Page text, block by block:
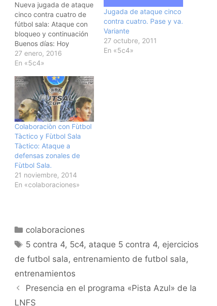
Nueva jugada de ataque
cinco contra cuatro de
fútbol sala: Ataque con
bloqueo y continuación
Buenos días: Hoy
volvemos con el ataque
de cinco contra cuatro.
incluimos una nueva
jugada de ataque cinco
contra cuatro. En este
caso utilizamos el
bloqueo para
posteriormente soltarlo y
aprovecharnos…
27 enero, 2016
En «5c4»
Jugada de ataque cinco
contra cuatro. Pase y va.
Variante
27 octubre, 2011
En «5c4»
Colaboraciòn con Fùtbol
Tàctico y Fùtbol Sala
Tàctico: Ataque a
defensas zonales de
Fùtbol Sala.
21 noviembre, 2014
En «colaboraciones»
Categorías
colaboraciones
Etiquetas
5 contra 4, 5c4, ataque 5 contra 4, ejercicios
de futbol sala, entrenamiento de futbol sala,
entrenamientos
Navegación
de
Presencia en el programa «Pista Azul» de la
LNFS